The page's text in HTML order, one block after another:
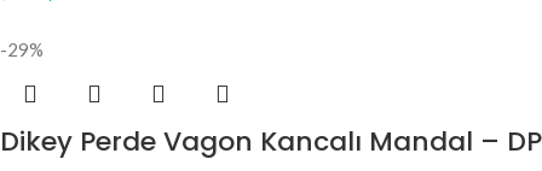
-29%
Dikey Perde Vagon Kancalı Mandal –